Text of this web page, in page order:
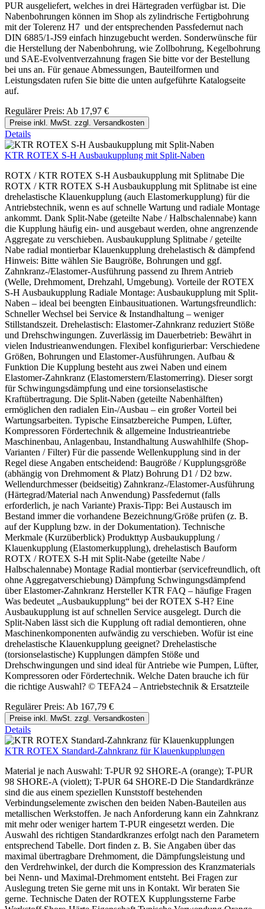
PUR ausgeliefert, welches in drei Härtegraden verfügbar ist. Die
Nabenbohrungen können im Shop als zylindrische Fertigbohrung
mit der Tolerenz H7 und der entsprechenden Passfedernut nach
DIN 6885/1-JS9 einfach hinzugebucht werden. Sonderwünsche für
die Herstellung der Nabenbohrung, wie Zollbohrung, Kegelbohrung
und SAE-Evolventverzahnung fragen Sie bitte vor der Bestellung
bei uns an. Für genaue Abmessungen, Bauteilformen und
Leistungsdaten rufen Sie bitte die unten aufgeführte Katalogseite
auf.
Regulärer Preis: Ab 17,97 €
Preise inkl. MwSt. zzgl. Versandkosten
Details
KTR ROTEX S-H Ausbaukupplung mit Split-Naben
ROTX / KTR ROTEX S-H Ausbaukupplung mit Splitnabe Die
ROTX / KTR ROTEX S-H Ausbaukupplung mit Splitnabe ist eine
drehelastische Klauenkupplung (auch Elastomerkupplung) für die
Antriebstechnik, wenn es auf schnelle Wartung und radiale Montage
ankommt. Dank Split-Nabe (geteilte Nabe / Halbschalennabe) kann
die Kupplung häufig ein- und ausgebaut werden, ohne angrenzende
Aggregate zu verschieben. Ausbaukupplung Splitnabe / geteilte
Nabe radial montierbar Klauenkupplung drehelastisch & dämpfend
Hinweis: Bitte wählen Sie Baugröße, Bohrungen und ggf.
Zahnkranz-/Elastomer-Ausführung passend zu Ihrem Antrieb
(Welle, Drehmoment, Drehzahl, Umgebung). Vorteile der ROTEX
S-H Ausbaukupplung Radiale Montage: Ausbaukupplung mit Split-
Naben – ideal bei beengten Einbausituationen. Wartungsfreundlich:
Schneller Wechsel bei Service & Instandhaltung – weniger
Stillstandszeit. Drehelastisch: Elastomer-Zahnkranz reduziert Stöße
und Drehschwingungen. Zuverlässig im Dauerbetrieb: Bewährt in
vielen Industrieanwendungen. Flexibel konfigurierbar: Verschiedene
Größen, Bohrungen und Elastomer-Ausführungen. Aufbau &
Funktion Die Kupplung besteht aus zwei Naben und einem
Elastomer-Zahnkranz (Elastomerstern/Elastomerring). Dieser sorgt
für Schwingungsdämpfung und eine torsionselastische
Kraftübertragung. Die Split-Naben (geteilte Nabenhälften)
ermöglichen den radialen Ein-/Ausbau – ein großer Vorteil bei
Wartungsarbeiten. Typische Einsatzbereiche Pumpen, Lüfter,
Kompressoren Fördertechnik & allgemeine Industrieantriebe
Maschinenbau, Anlagenbau, Instandhaltung Auswahlhilfe (Shop-
Varianten / Filter) Für die passende Wellenkupplung sind in der
Regel diese Angaben entscheidend: Baugröße / Kupplungsgröße
(abhängig von Drehmoment & Platz) Bohrung D1 / D2 bzw.
Wellendurchmesser (beidseitig) Zahnkranz-/Elastomer-Ausführung
(Härtegrad/Material nach Anwendung) Passfedernut (falls
erforderlich, je nach Variante) Praxis-Tipp: Bei Austausch im
Bestand immer die vorhandene Bezeichnung/Größe prüfen (z. B.
auf der Kupplung bzw. in der Dokumentation). Technische
Merkmale (Kurzüberblick) Produkttyp Ausbaukupplung /
Klauenkupplung (Elastomerkupplung), drehelastisch Bauform
ROTX / ROTEX S-H mit Split-Nabe (geteilte Nabe /
Halbschalennabe) Montage Radial montierbar (servicefreundlich, oft
ohne Aggregatverschiebung) Dämpfung Schwingungsdämpfend
über Elastomer-Zahnkranz Hersteller KTR FAQ – häufige Fragen
Was bedeutet „Ausbaukupplung“ bei der ROTEX S-H? Eine
Ausbaukupplung ist auf schnellen Service ausgelegt. Durch die
Split-Naben lässt sich die Kupplung oft radial demontieren, ohne
Maschinenkomponenten aufwändig zu verschieben. Wofür ist eine
drehelastische Klauenkupplung geeignet? Drehelastische
(torsionselastische) Kupplungen dämpfen Stöße und
Drehschwingungen und sind ideal für Antriebe wie Pumpen, Lüfter,
Kompressoren oder Fördertechnik. Welche Daten brauche ich für
die richtige Auswahl? © TEFA24 – Antriebstechnik & Ersatzteile
Regulärer Preis: Ab 167,79 €
Preise inkl. MwSt. zzgl. Versandkosten
Details
KTR ROTEX Standard-Zahnkranz für Klauenkupplungen
Material je nach Auswahl: T-PUR 92 SHORE-A (orange); T-PUR
98 SHORE-A (violett); T-PUR 64 SHORE-D Die Standardkränze
sind die aus einem speziellen Kunststoff bestehenden
Verbindungselemente zwischen den beiden Naben-Bauteilen aus
metallischen Werkstoffen. Je nach Anforderung kann ein Zahnkranz
mit mehr oder weniger hartem T-PUR eingesetzt werden. Die
Auswahl des richtigen Standardkranzes erfolgt nach den Parametern
entsprechend Tabelle. Dort finden z. B. Sie Angaben über das
maximal übertragbare Drehmoment, die Dämpfungsleistung und
den Verdrehwinkel, der durch die Kompression des Kranzmaterials
bei Nenn- und Maximal-Drehmoment entsteht. Bei Fragen zur
Auslegung treten Sie gerne mit uns in Kontakt. Wir beraten Sie
gerne. Technische Daten der ROTEX Kupplungssterne Farbe